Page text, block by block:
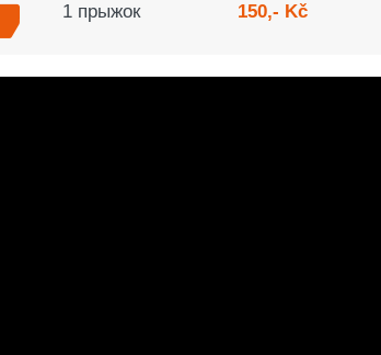
1 прыжок 150,- Kč